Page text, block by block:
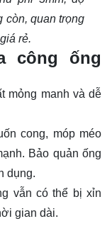
còn, quan trọng
rẻ.
công ống
mỏng manh và dễ
cong, móp méo
Bảo quản ống
dụng.
vẫn có thể bị xỉn
gian dài.